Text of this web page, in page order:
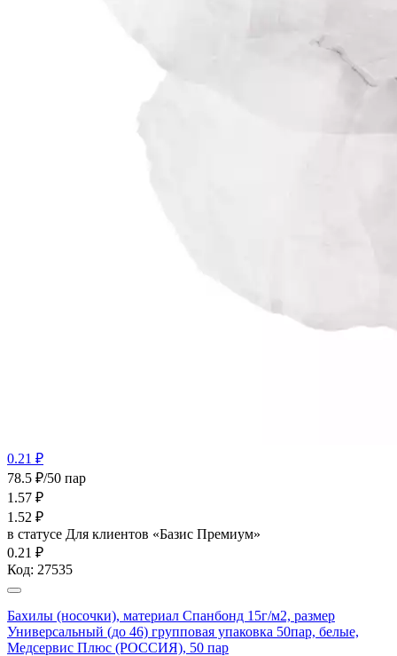
0.21 ₽
78.5 ₽/50 пар
1.57 ₽
1.52 ₽
в статусе Для клиентов «Базис Премиум»
0.21 ₽
Код: 27535
Бахилы (носочки), материал Спанбонд 15г/м2, размер
Универсальный (до 46) групповая упаковка 50пар, белые,
Медсервис Плюс (РОССИЯ), 50 пар